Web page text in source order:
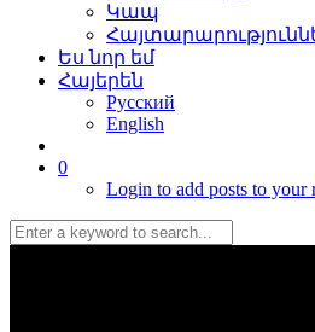
Կապ
Ես նոր եմ
Հայերեն
Русский
English
0
Login to add posts to your